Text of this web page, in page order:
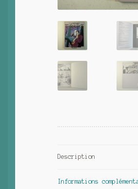
Description
Informations